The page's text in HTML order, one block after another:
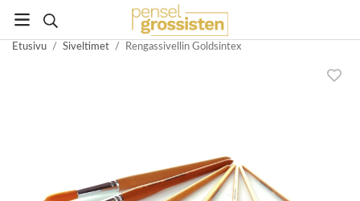
Etusivu / Siveltimet / Rengassivellin Goldsintex